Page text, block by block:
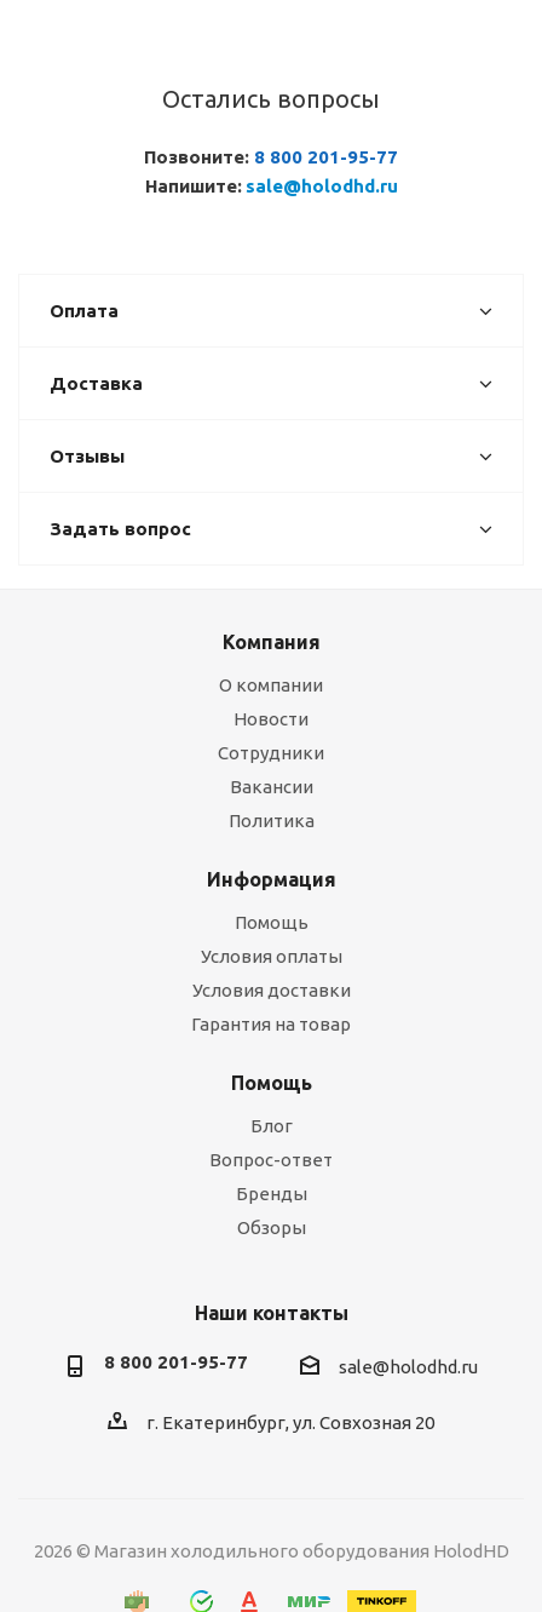
Остались вопросы
Позвоните: 8 800 201-95-77
Напишите: sale@holodhd.ru
Оплата
Доставка
Отзывы
Задать вопрос
Компания
О компании
Новости
Сотрудники
Вакансии
Политика
Информация
Помощь
Условия оплаты
Условия доставки
Гарантия на товар
Помощь
Блог
Вопрос-ответ
Бренды
Обзоры
Наши контакты
8 800 201-95-77 sale@holodhd.ru
г. Екатеринбург, ул. Совхозная 20
2026 © Магазин холодильного оборудования HolodHD